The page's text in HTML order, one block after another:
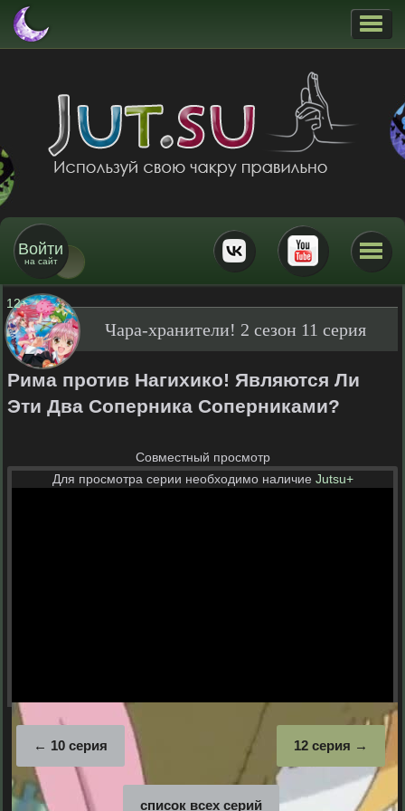
Войти
на сайт
12+
Чара-хранители! 2 сезон 11 серия
Рима против Нагихико! Являются Ли
Эти Два Соперника Соперниками?
Совместный просмотр
Для просмотра серии необходимо наличие Jutsu+
12 серия
10 серия
список всех серий